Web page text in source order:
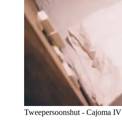
Tweepersoonshut - Cajoma IV